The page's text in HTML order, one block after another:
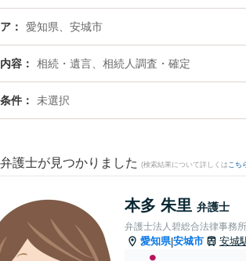
』『相続人調査・確定のトラブル解決の実績豊富な近
でお困りの相談者さんにおすすめです。
愛知県、安城市
容 相続・遺言、相続人調査・確定
件 未選択
護士が見つかりました (検索結果について詳しくは こち
本多 朱里 弁護士
弁護士法人碧総合法律事務所
愛知県|安城市 安城